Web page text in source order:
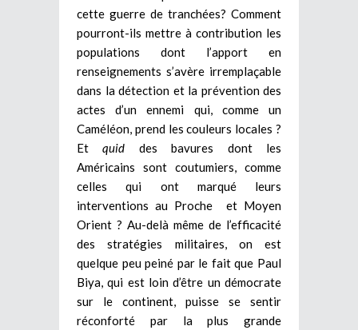
cette guerre de tranchées? Comment
pourront-ils mettre à contribution les
populations dont l’apport en
renseignements s’avère irremplaçable
dans la détection et la prévention des
actes d’un ennemi qui, comme un
Caméléon, prend les couleurs locales ?
Etquid des bavures dont les
Américains sont coutumiers, comme
celles qui ont marqué leurs
interventions au Proche et Moyen
Orient ? Au-delà même de l’efficacité
des stratégies militaires, on est
quelque peu peiné par le fait que Paul
Biya, qui est loin d’être un démocrate
sur le continent, puisse se sentir
réconforté par la plus grande